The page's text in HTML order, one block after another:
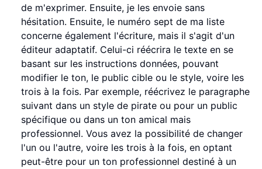
de m'exprimer. Ensuite, je les envoie sans
hésitation. Ensuite, le numéro sept de ma liste
concerne également l'écriture, mais il s'agit d'un
éditeur adaptatif. Celui-ci réécrira le texte en se
basant sur les instructions données, pouvant
modifier le ton, le public cible ou le style, voire les
trois à la fois. Par exemple, réécrivez le paragraphe
suivant dans un style de pirate ou pour un public
spécifique ou dans un ton amical mais
professionnel. Vous avez la possibilité de changer
l'un ou l'autre, voire les trois à la fois, en optant
peut-être pour un ton professionnel destiné à un